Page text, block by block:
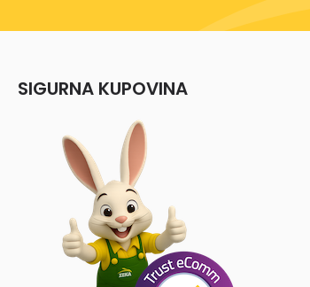
SIGURNA KUPOVINA